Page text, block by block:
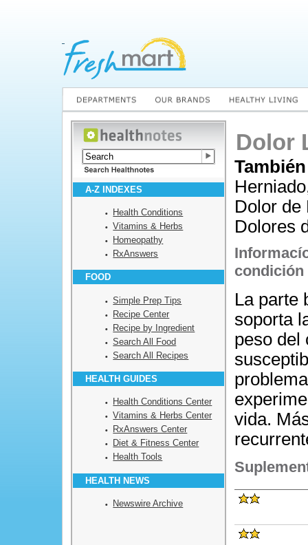
A-Z INDEXES
Health Conditions
Vitamins & Herbs
Homeopathy
RxAnswers
FOOD
Simple Prep Tips
Recipe Center
Recipe by Ingredient
Search All Food
Search All Recipes
HEALTH GUIDES
Health Conditions Center
Vitamins & Herbs Center
RxAnswers Center
Diet & Fitness Center
Health Tools
HEALTH NEWS
Newswire Archive
Dolor
Dolor de
Dolores
condición
La parte
soporta
peso del
vida.